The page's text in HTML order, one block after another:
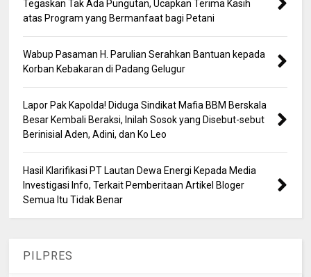
Tegaskan Tak Ada Pungutan, Ucapkan Terima Kasih
atas Program yang Bermanfaat bagi Petani
Wabup Pasaman H. Parulian Serahkan Bantuan kepada
Korban Kebakaran di Padang Gelugur
Lapor Pak Kapolda! Diduga Sindikat Mafia BBM Berskala
Besar Kembali Beraksi, Inilah Sosok yang Disebut-sebut
Berinisial Aden, Adini, dan Ko Leo
Hasil Klarifikasi PT Lautan Dewa Energi Kepada Media
Investigasi Info, Terkait Pemberitaan Artikel Bloger
Semua Itu Tidak Benar
PILPRES